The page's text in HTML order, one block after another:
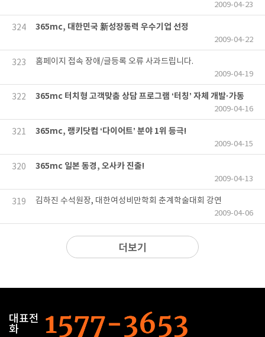
2009-04-23
324 365mc, 대한민국 新성장동력 우수기업 선정
2009-04-22
323 홈페이지 접속 장애/글등록 오류 사과드립니다.
2009-04-19
322 365mc 터치형 고객맞춤 상담 프로그램 ‘터칭’ 자체 개발·가동
2009-04-16
321 365mc, 랭키닷컴 ‘다이어트’ 분야 1위 등극!
2009-04-15
320 365mc 일본 동경, 오사카 진출!
2009-04-13
319 김하진 수석원장, 대한여성비만학회 춘계학술대회 강연
2009-04-06
더보기
대표전
화